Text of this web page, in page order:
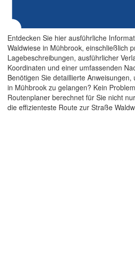
Entdecken Sie hier ausführliche
Waldwiese in Mühbrook, einschließlich
Lagebeschreibungen, ausführlicher
Koordinaten und einer umfassenden
Benötigen Sie detaillierte
in Mühbrook zu gelangen? Kein
Routenplaner berechnet für Sie nicht
die effizienteste Route zur Straße